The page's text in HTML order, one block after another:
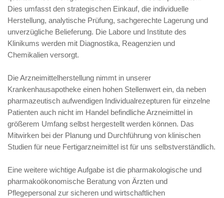
Dies umfasst den strategischen Einkauf, die individuelle
Herstellung, analytische Prüfung, sachgerechte Lagerung und
unverzügliche Belieferung. Die Labore und Institute des
Klinikums werden mit Diagnostika, Reagenzien und
Chemikalien versorgt.
Die Arzneimittelherstellung nimmt in unserer
Krankenhausapotheke einen hohen Stellenwert ein, da neben
pharmazeutisch aufwendigen Individualrezepturen für einzelne
Patienten auch nicht im Handel befindliche Arzneimittel in
größerem Umfang selbst hergestellt werden können. Das
Mitwirken bei der Planung und Durchführung von klinischen
Studien für neue Fertigarzneimittel ist für uns selbstverständlich.
Eine weitere wichtige Aufgabe ist die pharmakologische und
pharmakoökonomische Beratung von Ärzten und
Pflegepersonal zur sicheren und wirtschaftlichen